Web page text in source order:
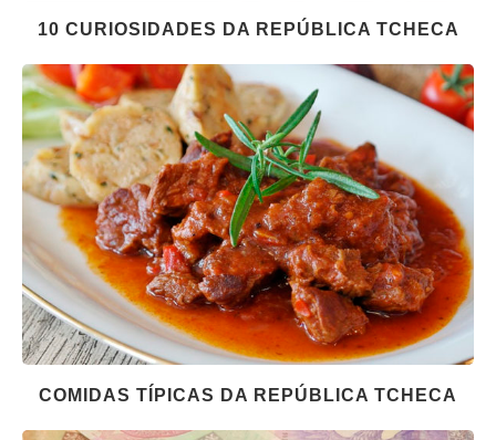
10 CURIOSIDADES DA REPÚBLICA TCHECA
COMIDAS TÍPICAS DA REPÚBLICA TCHECA